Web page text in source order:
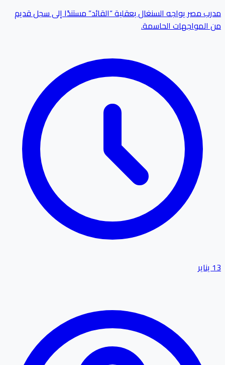
مدرب مصر يواجه السنغال بعقلية “القائد” مستندًا إلى سجل قديم
من المواجهات الحاسمة.
13 يناير